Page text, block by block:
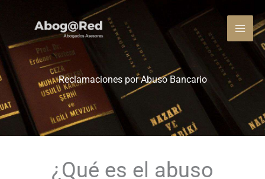
Reclamaciones por Abuso Bancario
¿Qué es el abuso